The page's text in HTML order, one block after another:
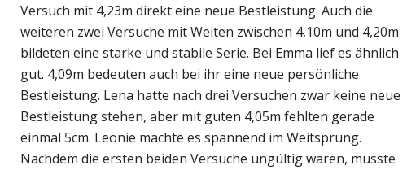
Versuch mit 4,23m direkt eine neue Bestleistung. Auch die
weiteren zwei Versuche mit Weiten zwischen 4,10m und 4,20m
bildeten eine starke und stabile Serie. Bei Emma lief es ähnlich
gut. 4,09m bedeuten auch bei ihr eine neue persönliche
Bestleistung. Lena hatte nach drei Versuchen zwar keine neue
Bestleistung stehen, aber mit guten 4,05m fehlten gerade
einmal 5cm. Leonie machte es spannend im Weitsprung.
Nachdem die ersten beiden Versuche ungültig waren, musste